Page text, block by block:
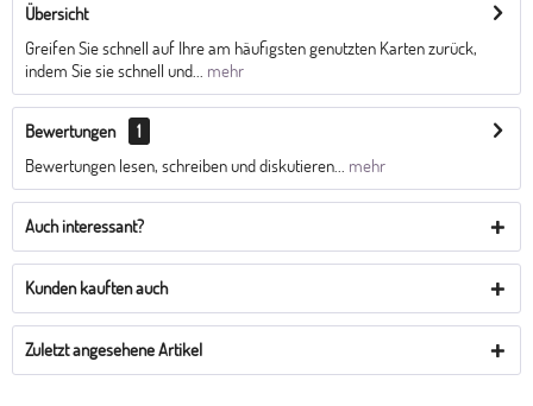
Übersicht
Greifen Sie schnell auf Ihre am häufigsten genutzten Karten zurück,
indem Sie sie schnell und...
mehr
Bewertungen
1
Bewertungen lesen, schreiben und diskutieren...
mehr
Auch interessant?
Kunden kauften auch
Zuletzt angesehene Artikel